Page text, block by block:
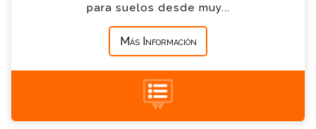
para suelos desde muy...
Más Información
+34 935 900 007